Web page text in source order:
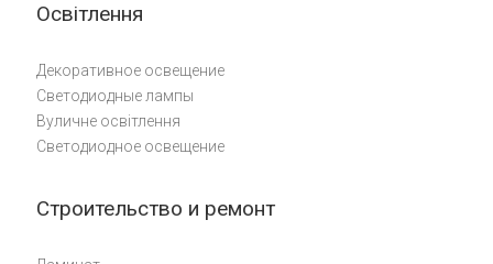
Освітлення
Декоративное освещение
Светодиодные лампы
Вуличне освітлення
Светодиодное освещение
Строительство и ремонт